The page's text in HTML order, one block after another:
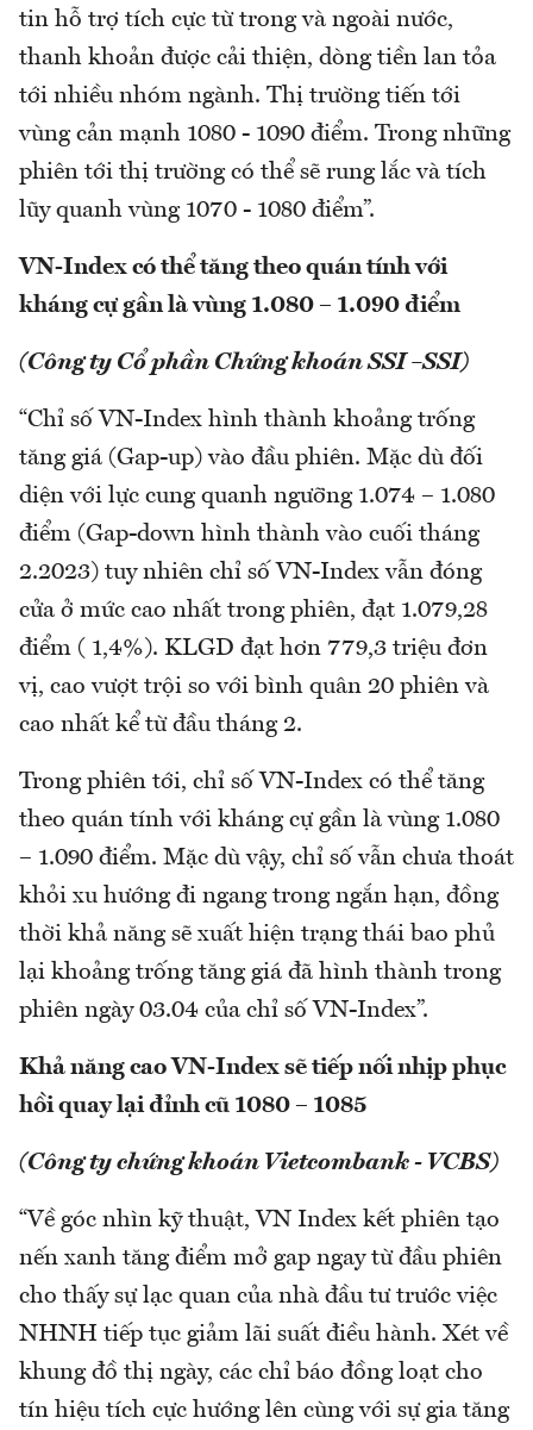
tin hỗ trợ tích cực từ trong và ngoài nước,
thanh khoản được cải thiện, dòng tiền lan tỏa
tới nhiều nhóm ngành. Thị trường tiến tới
vùng cản mạnh 1080 - 1090 điểm. Trong những
phiên tới thị trường có thể sẽ rung lắc và tích
lũy quanh vùng 1070 - 1080 điểm”.
VN-Index có thể tăng theo quán tính với
kháng cự gần là vùng 1.080 – 1.090 điểm
(Công ty Cổ phần Chứng khoán SSI –SSI)
“Chỉ số VN-Index hình thành khoảng trống
tăng giá (Gap-up) vào đầu phiên. Mặc dù đối
diện với lực cung quanh ngưỡng 1.074 – 1.080
điểm (Gap-down hình thành vào cuối tháng
2.2023) tuy nhiên chỉ số VN-Index vẫn đóng
cửa ở mức cao nhất trong phiên, đạt 1.079,28
điểm ( 1,4%). KLGD đạt hơn 779,3 triệu đơn
vị, cao vượt trội so với bình quân 20 phiên và
cao nhất kể từ đầu tháng 2.
Trong phiên tới, chỉ số VN-Index có thể tăng
theo quán tính với kháng cự gần là vùng 1.080
– 1.090 điểm. Mặc dù vậy, chỉ số vẫn chưa thoát
khỏi xu hướng đi ngang trong ngắn hạn, đồng
thời khả năng sẽ xuất hiện trạng thái bao phủ
lại khoảng trống tăng giá đã hình thành trong
phiên ngày 03.04 của chỉ số VN-Index”.
Khả năng cao VN-Index sẽ tiếp nối nhịp phục
hồi quay lại đỉnh cũ 1080 – 1085
(Công ty chứng khoán Vietcombank - VCBS)
“Về góc nhìn kỹ thuật, VN Index kết phiên tạo
nến xanh tăng điểm mở gap ngay từ đầu phiên
cho thấy sự lạc quan của nhà đầu tư trước việc
NHNH tiếp tục giảm lãi suất điều hành. Xét về
khung đồ thị ngày, các chỉ báo đồng loạt cho
tín hiệu tích cực hướng lên cùng với sự gia tăng